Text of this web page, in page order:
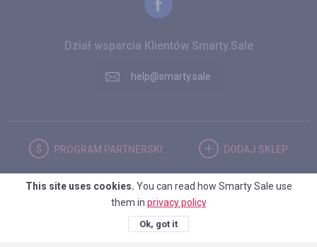
Dział wsparcia Klientów Smarty.Sale
help@smarty.sale
PROGRAM PARTNERSKI DODAJ SKLEP
POLSKA
This site uses cookies. You can read how Smarty Sale use
them in privacy policy
Ok, got it